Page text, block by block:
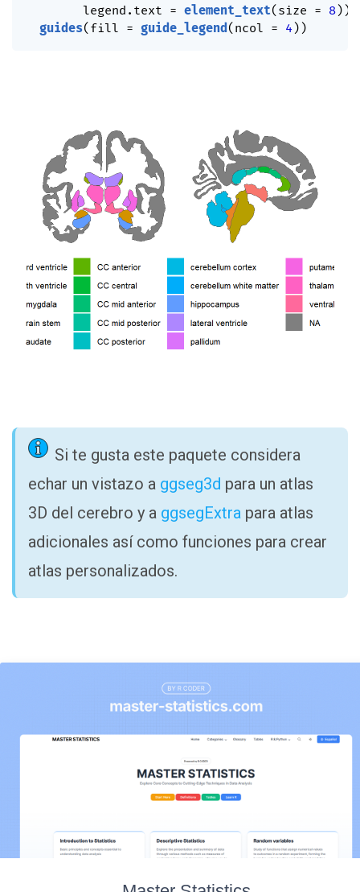
        legend.text
= element_text( size = 8) )
guides( fill = guide_legend( ncol = 4) )
Si te gusta este paquete considera
echar un vistazo a ggseg3d para un atlas
3D del cerebro y a ggsegExtra para atlas
adicionales así como funciones para crear
atlas personalizados.